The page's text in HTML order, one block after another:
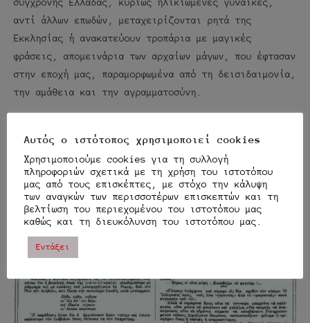
αντί άλλων επωδών, μεταχειρίζονται ρητά της
Εκκλησίας ή ανακατεύουν τροπάρια με μαγικές
φράσεις, απομεινάρια των αρχαίων μάγων, που έφτασαν
στην εποχή μας, παραμορφωμένα από τη δεισιδαιμονία,
την αμάθεια και την αγραμματοσύνη.
στις 09/05/1926…
Αυτός ο ιστότοπος χρησιμοποιεί cookies
Χρησιμοποιούμε cookies για τη συλλογή
πληροφοριών σχετικά με τη χρήση του ιστοτόπου
μας από τους επισκέπτες, με στόχο την κάλυψη
των αναγκών των περισσοτέρων επισκεπτών και τη
βελτίωση του περιεχομένου του ιστοτόπου μας
καθώς και τη διευκόλυνση του ιστοτόπου μας.
Εντάξει